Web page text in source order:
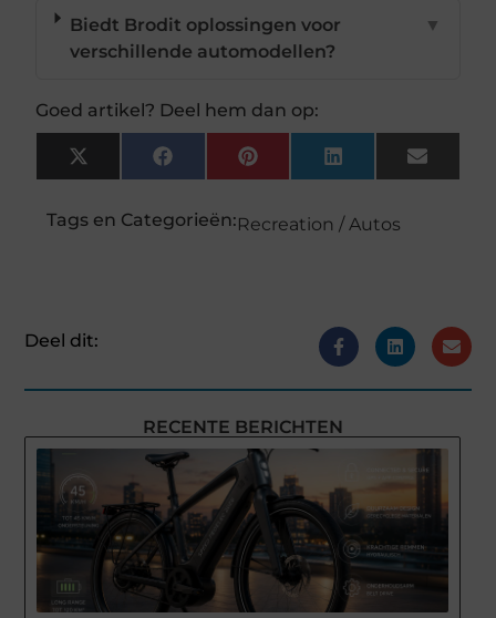
Biedt Brodit oplossingen voor
verschillende automodellen?
▼
Goed artikel? Deel hem dan op:
X
(Twitter)
FacebookPinterestLinkedInEmail
Tags en Categorieën:Recreation / Autos
Deel dit:
RECENTE BERICHTEN